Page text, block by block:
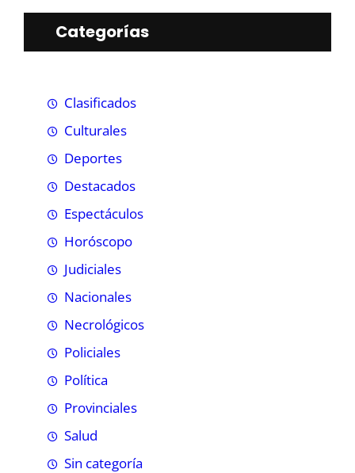
Categorías
Clasificados
Culturales
Deportes
Destacados
Espectáculos
Horóscopo
Judiciales
Nacionales
Necrológicos
Policiales
Política
Provinciales
Salud
Sin categoría